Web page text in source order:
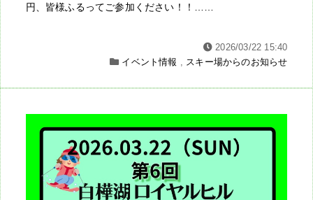
円、皆様ふるってご参加ください！！……
2026/03/22 15:40
イベント情報
スキー場からのお知らせ